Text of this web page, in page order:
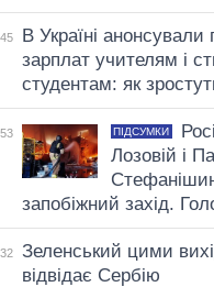
В Україні анонсували
зарплат учителям і
студентам: як
ПІДСУМКИ
Лозовій і
запобіжний захід.
Зеленський цими
відвідає Сербію